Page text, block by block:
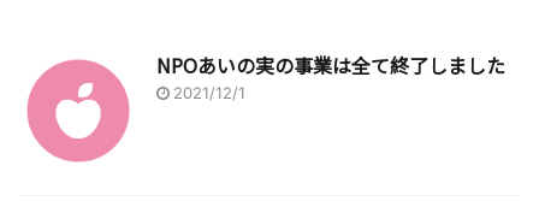
NPOあいの実の事業は全て終了しました
2021/12/1